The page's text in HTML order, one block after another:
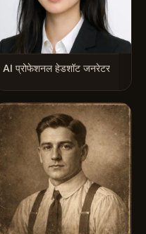
AI प्रोफेशनल हेडशॉट जनरेटर